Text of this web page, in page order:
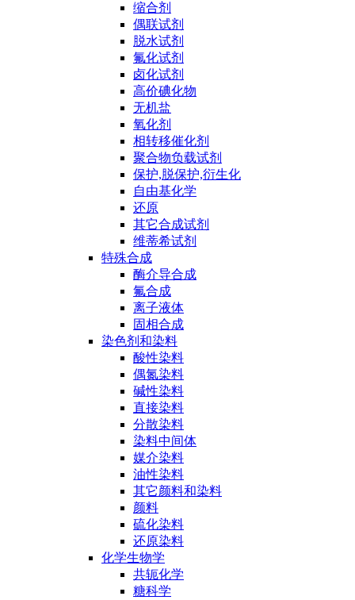
缩合剂
偶联试剂
脱水试剂
氟化试剂
卤化试剂
高价碘化物
无机盐
氧化剂
相转移催化剂
聚合物负载试剂
保护,脱保护,衍生化
自由基化学
还原
其它合成试剂
维蒂希试剂
特殊合成
酶介导合成
氟合成
离子液体
固相合成
染色剂和染料
酸性染料
偶氮染料
碱性染料
直接染料
分散染料
染料中间体
媒介染料
油性染料
其它颜料和染料
颜料
硫化染料
还原染料
化学生物学
共轭化学
糖科学